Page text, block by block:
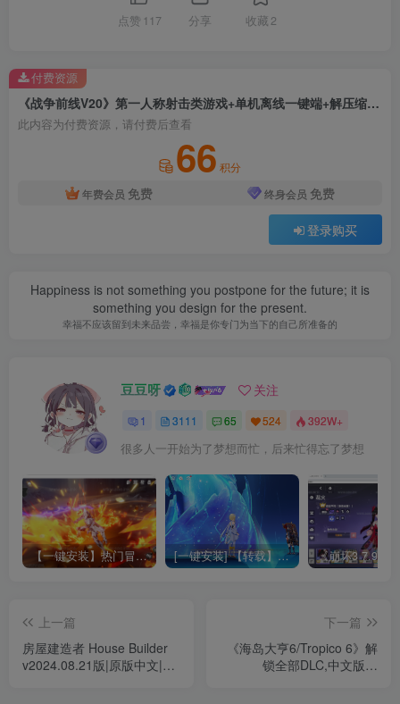
点赞 117 分享 收藏 2
《战争前线V20》第一人称射击类游戏+单机离线一键端+解压缩就可以玩
此内容为付费资源，请付费后查看
66 积分
年费会员 免费 终身会员 免费
登录购买
付费资源
Happiness is not something you postpone for the future; it is
something you design for the present.
幸福不应该留到未来品尝，幸福是你专门为当下的自己所准备的
豆豆呀 关注
1 3111 65 524 392W+
很多人一开始为了梦想而忙，后来忙得忘了梦想
【一键安装】热门冒险策略类游戏崩坏：星穹铁道全新2.3版本一键端+一键代理+一键启动+免虚拟机 [一键安装] 【转载】原神3.4真端服务端+源码+配套客户端+详尽说明+GM工具+源码说明文件
上一篇
房屋建造者 House Builder
v2024.08.21版|原版中文|模
下一篇
《海岛大亨6/Tropico 6》解
锁全部DLC,中文版下